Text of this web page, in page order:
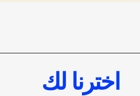
اخترنا لك